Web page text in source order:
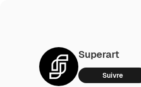
Superart
Suivre